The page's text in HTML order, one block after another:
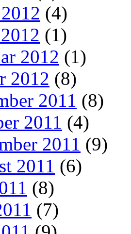
(4)
(1)
2012 (1)
2012 (8)
2011 (8)
2011 (4)
2011 (9)
2011 (6)
(8)
(7)